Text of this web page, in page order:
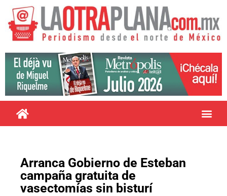
Arranca Gobierno de Esteban
campaña gratuita de
vasectomías sin bisturí